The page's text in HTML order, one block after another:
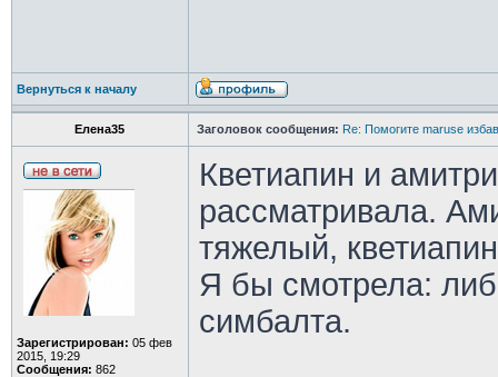
Вернуться к началу
Елена35 Заголовок сообщения: Re: Помогите maruse
Зарегистрирован: 05 фев
2015, 19:29
Сообщения: 862
Кветиапин и
рассматривала.
тяжелый,
Я бы смотрела:
симбалта.